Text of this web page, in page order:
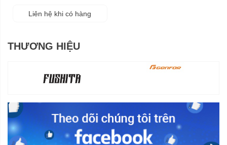
Liên hệ khi có hàng
THƯƠNG HIỆU